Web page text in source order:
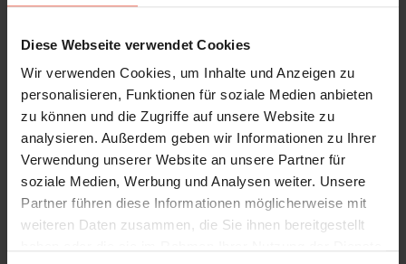
Diese Webseite verwendet Cookies
Wir verwenden Cookies, um Inhalte und Anzeigen zu
personalisieren, Funktionen für soziale Medien anbieten
zu können und die Zugriffe auf unsere Website zu
analysieren. Außerdem geben wir Informationen zu Ihrer
Verwendung unserer Website an unsere Partner für
soziale Medien, Werbung und Analysen weiter. Unsere
Partner führen diese Informationen möglicherweise mit
weiteren Daten zusammen, die Sie ihnen bereitgestellt
Umzug innerhalb des
Gründerzentrums Straubing-
Sand von Büro zu
Werkstatt/Garage. Eine Oase
der Kreativität. Let’s go!